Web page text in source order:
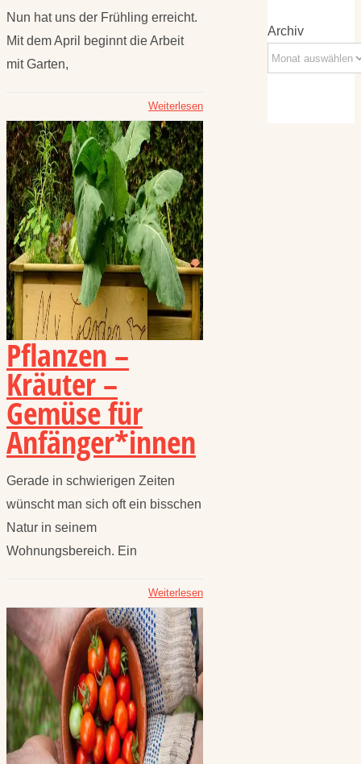
Nun hat uns der Frühling erreicht.
Mit dem April beginnt die Arbeit
mit Garten,
Weiterlesen
Pflanzen –
Kräuter –
Gemüse für
Anfänger*innen
Gerade in schwierigen Zeiten
wünscht man sich oft ein bisschen
Natur in seinem
Wohnungsbereich. Ein
Weiterlesen
Archiv